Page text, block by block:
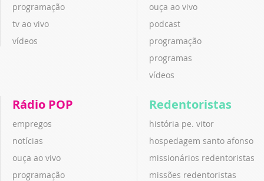
programação
tv ao vivo
vídeos
ouça ao vivo
podcast
programação
programas
vídeos
Rádio POP
empregos
notícias
ouça ao vivo
programação
Redentoristas
história pe. vitor
hospedagem santo afonso
missionários redentoristas
missões redentoristas